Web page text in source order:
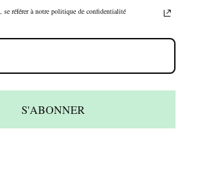
référer à notre politique de confidentialité
S'ABONNER